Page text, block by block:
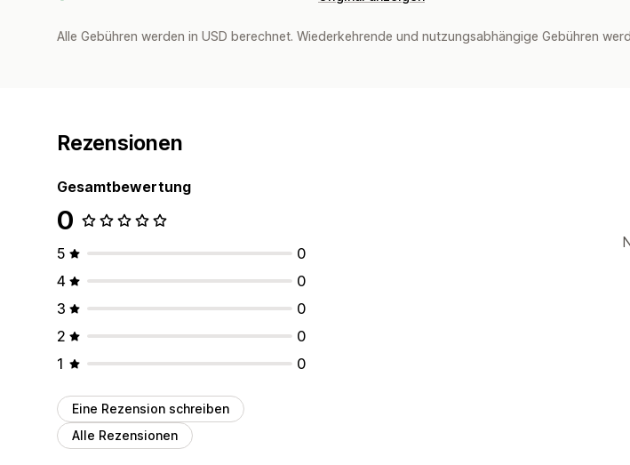
Alle Gebühren werden in USD berechnet. Wiederkehrende und nutzungsabhängige Gebühren
Rezensionen
Gesamtbewertung
0
5
0
4
0
3
0
2
0
1
0
Eine Rezension schreiben
Alle Rezensionen